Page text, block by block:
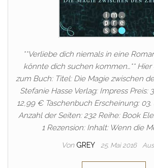
**Verliebe dich niemals in eine
könnte dich suchen kommen…** Hier
zum Buch: Titel: Die Magie zwischen
Stefanie Hasse Verlag: Impress
12,99 € Taschenbuch Erscheinung:
Anzahl der Seiten: 232 Reihe: Book
1 Rezension: Inhalt: Wenn die
Von GREY 25. Mai 2016 Aus